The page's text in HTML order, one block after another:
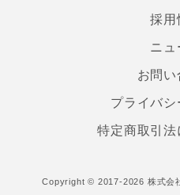
採用
ニュ
お問
プライバシ
特定商取引
Copyright © 2017-2026 株式会